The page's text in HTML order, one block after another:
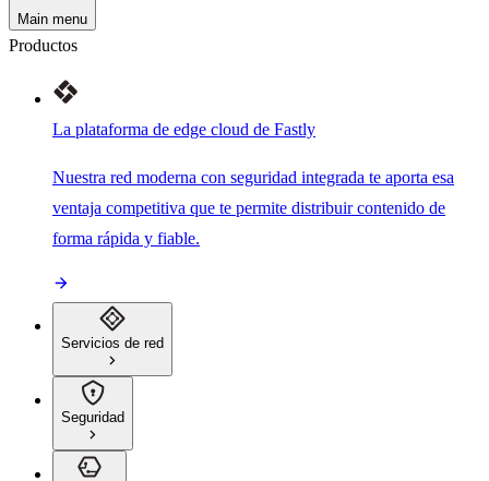
Main menu
Productos
La plataforma de edge cloud de Fastly
Nuestra red moderna con seguridad integrada te aporta esa
ventaja competitiva que te permite distribuir contenido de
forma rápida y fiable.
Servicios de red
Seguridad